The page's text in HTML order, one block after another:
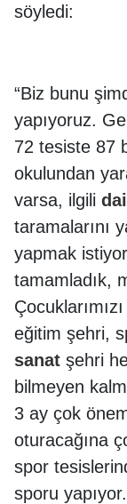
söyledi:
“Biz bunu
yapıyoruz.
72 tesiste 87
okulundan
varsa, ilgili
taramalarını
yapmak
tamamladık,
eğitim şehri,
sanat şehri
bilmeyen
3 ay çok
oturacağına
spor
sporu